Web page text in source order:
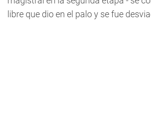
libre que dio en el palo y se fue